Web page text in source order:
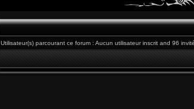
Utilisateur(s) parcourant ce forum : Aucun utilisateur inscrit and 96